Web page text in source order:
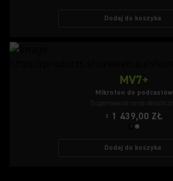
Dodaj do koszyka
MV7+
Mikrofon do podcastów
Z 1 439,00 ZŁ
Dodaj do koszyka